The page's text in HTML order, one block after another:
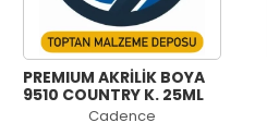
PREMIUM AKRİLİK BOYA
9510 COUNTRY K. 25ML
Cadence